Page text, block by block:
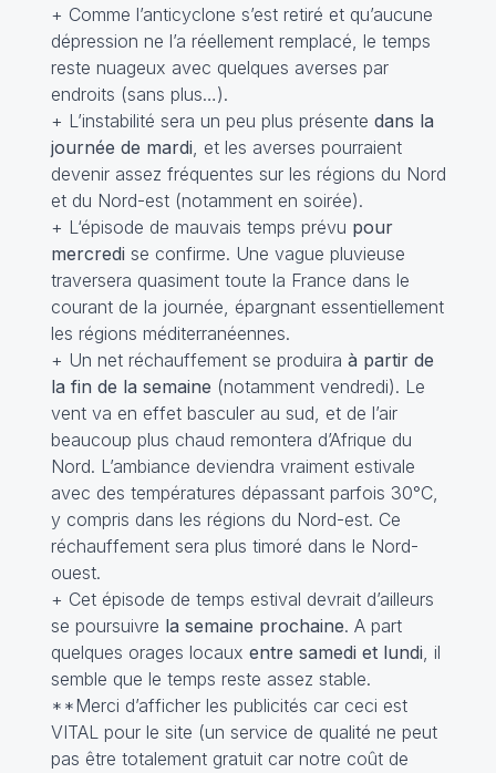
+ Comme l’anticyclone s’est retiré et qu’aucune
dépression ne l’a réellement remplacé, le temps
reste nuageux avec quelques averses par
endroits (sans plus…).
+ L’instabilité sera un peu plus présente dans la
journée de mardi, et les averses pourraient
devenir assez fréquentes sur les régions du Nord
et du Nord-est (notamment en soirée).
+ L‘épisode de mauvais temps prévu pour
mercredi se confirme. Une vague pluvieuse
traversera quasiment toute la France dans le
courant de la journée, épargnant essentiellement
les régions méditerranéennes.
+ Un net réchauffement se produira à partir de
la fin de la semaine (notamment vendredi). Le
vent va en effet basculer au sud, et de l’air
beaucoup plus chaud remontera d’Afrique du
Nord. L’ambiance deviendra vraiment estivale
avec des températures dépassant parfois 30°C,
y compris dans les régions du Nord-est. Ce
réchauffement sera plus timoré dans le Nord-
ouest.
+ Cet épisode de temps estival devrait d’ailleurs
se poursuivre la semaine prochaine. A part
quelques orages locaux entre samedi et lundi, il
semble que le temps reste assez stable.
**Merci d’afficher les publicités car ceci est
VITAL pour le site (un service de qualité ne peut
pas être totalement gratuit car notre coût de